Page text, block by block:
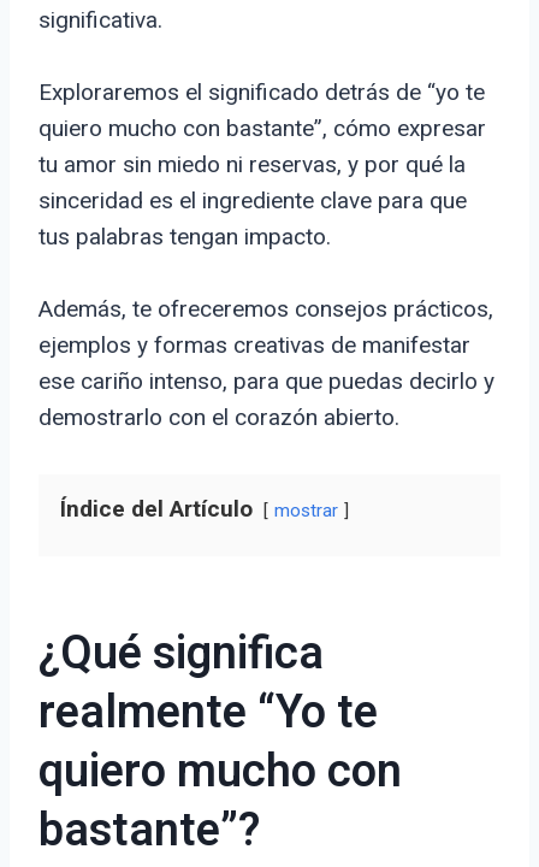
significativa.
Exploraremos el significado detrás de “yo te
quiero mucho con bastante”, cómo expresar
tu amor sin miedo ni reservas, y por qué la
sinceridad es el ingrediente clave para que
tus palabras tengan impacto.
Además, te ofreceremos consejos prácticos,
ejemplos y formas creativas de manifestar
ese cariño intenso, para que puedas decirlo y
demostrarlo con el corazón abierto.
Índice del Artículo mostrar
¿Qué significa
realmente “Yo te
quiero mucho con
bastante”?